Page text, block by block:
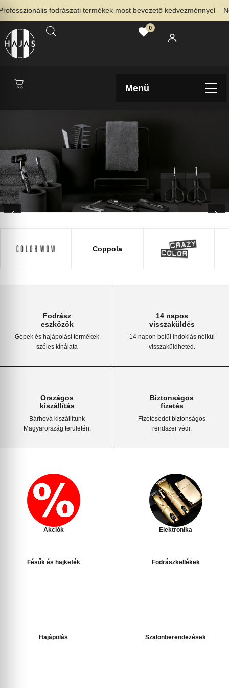
fodrászati termékek most bevezető kedvezménnyel –
0
Menü
Coppola
Fodrász
eszközök
Gépek és hajápolási termékek
széles kínálata
14 napos
visszaküldés
14 napon belül indoklás nélkül
visszaküldheted.
Országos
kiszállítás
Bárhová kiszállítunk
Magyarország területén.
Biztonságos
fizetés
Fizetésedet biztonságos
rendszer védi.
Akciók Elektronika
Fésűk és hajkefék Fodrászkellékek
Hajápolás Szalonberendezések